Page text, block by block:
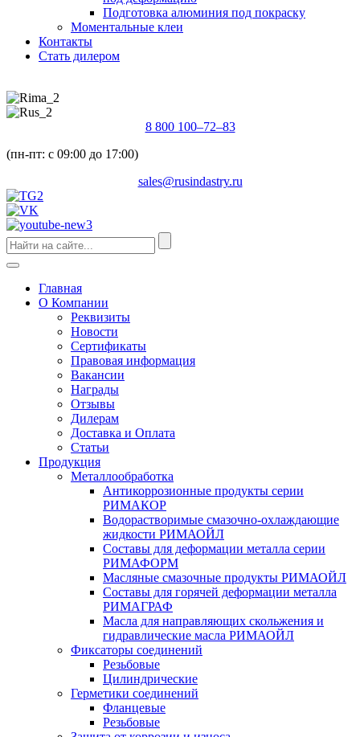
Подготовка алюминия под покраску
Моментальные клеи
Контакты
Стать дилером
8 800 100–72–83
(пн-пт: с 09:00 до 17:00)
sales@rusindastry.ru
Главная
О Компании
Реквизиты
Новости
Сертификаты
Правовая информация
Вакансии
Награды
Отзывы
Дилерам
Доставка и Оплата
Статьи
Продукция
Металлообработка
Антикоррозионные продукты серии
РИМАКОР
Водорастворимые смазочно-охлаждающие
жидкости РИМАОЙЛ
Составы для деформации металла серии
РИМАФОРМ
Масляные смазочные продукты РИМАОЙЛ
Составы для горячей деформации металла
РИМАГРАФ
Масла для направляющих скольжения и
гидравлические масла РИМАОЙЛ
Фиксаторы соединений
Резьбовые
Цилиндрические
Герметики соединений
Фланцевые
Резьбовые